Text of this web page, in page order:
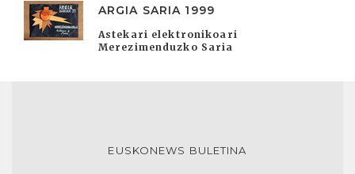
ARGIA SARIA 1999
Astekari elektronikoari
Merezimenduzko Saria
EUSKONEWS BULETINA